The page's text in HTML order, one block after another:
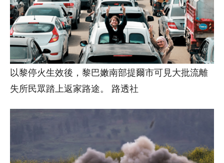
以黎停火生效後，黎巴嫩南部提爾市可見大批流離
失所民眾踏上返家路途。 路透社